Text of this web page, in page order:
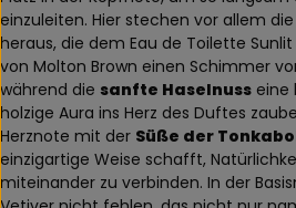
einzuleiten. Hier stechen vor allem die
heraus, die dem Eau de Toilette
von Molton Brown einen Schimmer
während die sanfte Haselnuss eine
holzige Aura ins Herz des Duftes
Herznote mit der Süße der
einzigartige Weise schafft,
miteinander zu verbinden. In der